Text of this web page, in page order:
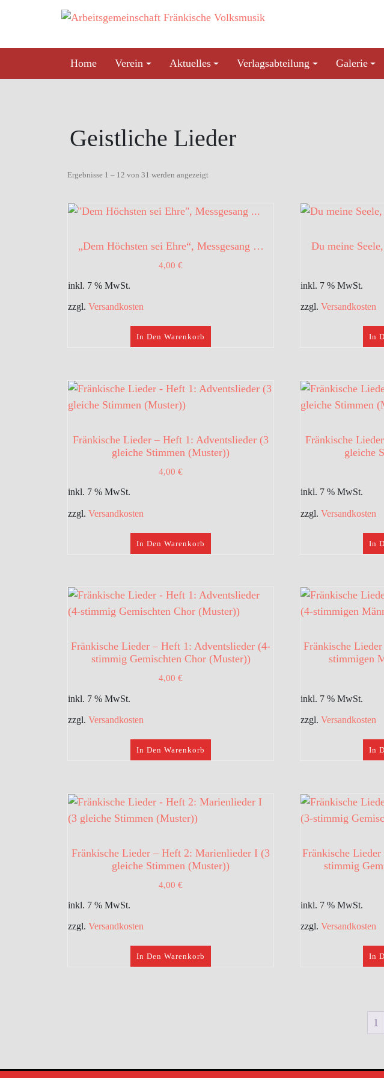
Home
Verein Aktuelles Verlagsabteilung Galerie
Geistliche Lieder
Ergebnisse 1 – 12 von 31 werden angezeigt
„Dem Höchsten sei Ehre“, Messgesang …
4,00€
inkl. 7 % MwSt.
zzgl. Versandkosten
In Den Warenkorb
Du meine
inkl. 7 % MwSt.
zzgl. Versandkosten
In
Fränkische Lieder – Heft 1: Adventslieder (3
gleiche Stimmen (Muster))
4,00€
inkl. 7 % MwSt.
zzgl. Versandkosten
In Den Warenkorb
Fränkische
gleiche
inkl. 7 % MwSt.
zzgl. Versandkosten
In
Fränkische Lieder – Heft 1: Adventslieder (4-
stimmig Gemischten Chor (Muster))
4,00€
inkl. 7 % MwSt.
zzgl. Versandkosten
In Den Warenkorb
Fränkische
stimmigen
inkl. 7 % MwSt.
zzgl. Versandkosten
In
Fränkische Lieder – Heft 2: Marienlieder I (3
gleiche Stimmen (Muster))
4,00€
inkl. 7 % MwSt.
zzgl. Versandkosten
In Den Warenkorb
Fränkische
stimmig
inkl. 7 % MwSt.
zzgl. Versandkosten
In
1